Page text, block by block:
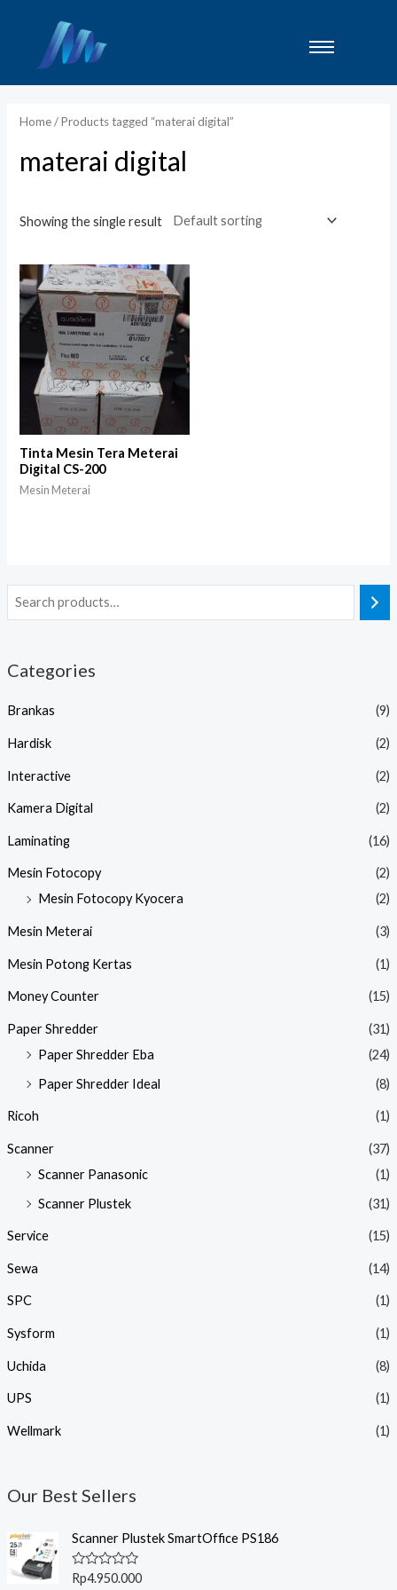
Categories
Brankas (9)
Hardisk (2)
Interactive (2)
Kamera Digital (2)
Laminating (16)
Mesin Fotocopy
(2)
Mesin Fotocopy Kyocera
(2)
Mesin Meterai (3)
Mesin Potong Kertas (1)
Money Counter (15)
Paper Shredder
(31)
Paper Shredder Eba
(24)
Paper Shredder Ideal
(8)
Ricoh (1)
Scanner
(37)
Scanner Panasonic
(1)
Scanner Plustek
(31)
Service (15)
Sewa (14)
SPC (1)
Sysform (1)
Uchida (8)
UPS (1)
Wellmark (1)
Our Best Sellers
Scanner Plustek SmartOffice PS186
R
Rp4.950.000
Home/ Products tagged “materai digital”
materai digital
Showing the single result
Tinta Mesin Tera Meterai
Digital CS-200
Mesin Meterai